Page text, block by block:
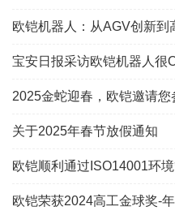
欧铠机器人：从AGV创新到
宝安日报采访欧铠机器人很
2025金蛇迎春，欧铠邀请您
关于2025年春节放假通知
欧铠顺利通过ISO14001环
欧铠荣获2024高工金球奖-